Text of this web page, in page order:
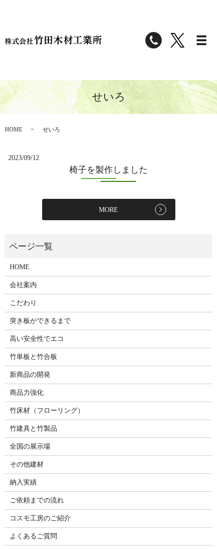
せいろ
HOME せいろ
2023/09/12
椅子を製作しました
MORE
HOME
会社案内
こだわり
突き板ができるまで
高い安全性でエコ
竹単板と竹合板
新商品の開発
商品力強化
竹床材（フローリング）
竹建具と竹製品
全国の展示場
その他建材
納入実績
ご依頼までの流れ
コスモ工房のご紹介
よくあるご質問